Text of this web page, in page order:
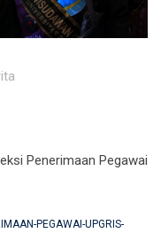
Penerimaan Pegawai
PEGAWAI-UPGRIS-